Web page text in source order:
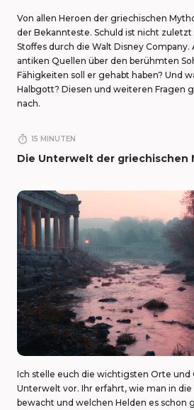
Von allen Heroen der griechischen
der Bekannteste. Schuld ist nicht
Stoffes durch die Walt Disney Company.
antiken Quellen über den berühmten
Fähigkeiten soll er gehabt haben? Und
Halbgott? Diesen und weiteren Fragen
nach.
timer 15 MINUTEN
Die Unterwelt der griechischen
Ich stelle euch die wichtigsten Orte
Unterwelt vor. Ihr erfahrt, wie man in
bewacht und welchen Helden es schon